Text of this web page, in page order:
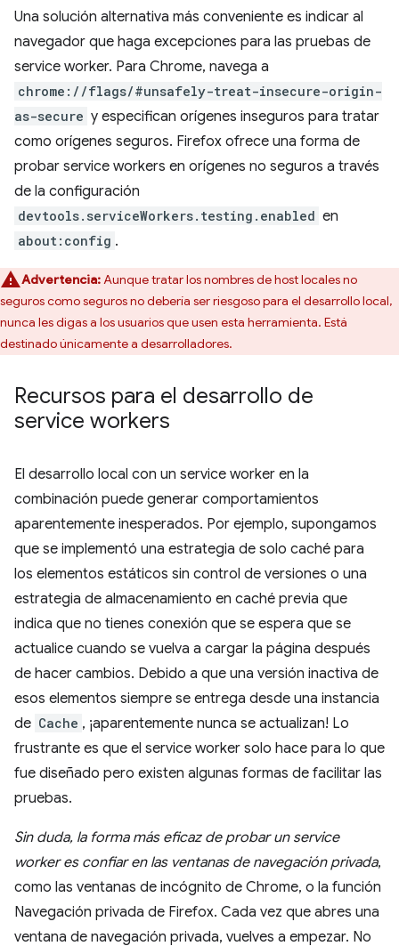
Una solución alternativa más conveniente es indicar al
navegador que haga excepciones para las pruebas de
service worker. Para Chrome, navega a
chrome://flags/#unsafely-treat-insecure-origin-
as-secure y especifican orígenes inseguros para tratar
como orígenes seguros. Firefox ofrece una forma de
probar service workers en orígenes no seguros a través
de la configuración
devtools.serviceWorkers.testing.enabled en
about:config .
Advertencia:Aunque tratar los nombres de host locales no
seguros como seguros no debería ser riesgoso para el desarrollo local,
nunca les digas a los usuarios que usen esta herramienta. Está
destinado únicamente a desarrolladores.
Recursos para el desarrollo de
service workers
El desarrollo local con un service worker en la
combinación puede generar comportamientos
aparentemente inesperados. Por ejemplo, supongamos
que se implementó una estrategia de solo caché para
los elementos estáticos sin control de versiones o una
estrategia de almacenamiento en caché previa que
indica que no tienes conexión que se espera que se
actualice cuando se vuelva a cargar la página después
de hacer cambios. Debido a que una versión inactiva de
esos elementos siempre se entrega desde una instancia
de Cache , ¡aparentemente nunca se actualizan! Lo
frustrante es que el service worker solo hace para lo que
fue diseñado pero existen algunas formas de facilitar las
pruebas.
Sin duda, la forma más eficaz de probar un service
worker es confiar en las ventanas de navegación privada,
como las ventanas de incógnito de Chrome, o la función
Navegación privada de Firefox. Cada vez que abres una
ventana de navegación privada, vuelves a empezar. No